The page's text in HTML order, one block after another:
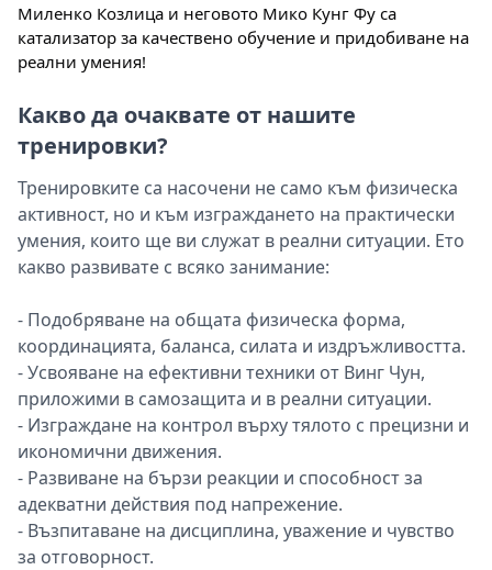
Миленко Козлица и неговото Мико Кунг Фу са
катализатор за качествено обучение и придобиване на
реални умения!
Какво да очаквате от нашите
тренировки?
Тренировките са насочени не само към физическа
активност, но и към изграждането на практически
умения, които ще ви служат в реални ситуации. Ето
какво развивате с всяко занимание:
- Подобряване на общата физическа форма,
координацията, баланса, силата и издръжливостта.
- Усвояване на ефективни техники от Винг Чун,
приложими в самозащита и в реални ситуации.
- Изграждане на контрол върху тялото с прецизни и
икономични движения.
- Развиване на бързи реакции и способност за
адекватни действия под напрежение.
- Възпитаване на дисциплина, уважение и чувство
за отговорност.